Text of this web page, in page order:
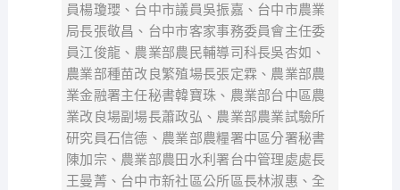
員楊瓊瓔、台中市議員吳振嘉、台中市農業
局長張敬昌、台中市客家事務委員會主任委
員江俊龍、農業部農民輔導司科長吳杏如、
農業部種苗改良繁殖場長張定霖、農業部農
業金融署主任秘書韓寶珠、農業部台中區農
業改良場副場長蕭政弘、農業部農業試驗所
研究員石信德、農業部農糧署中區分署秘書
陳加宗、農業部農田水利署台中管理處處長
王曼菁、台中市新社區公所區長林淑惠、全